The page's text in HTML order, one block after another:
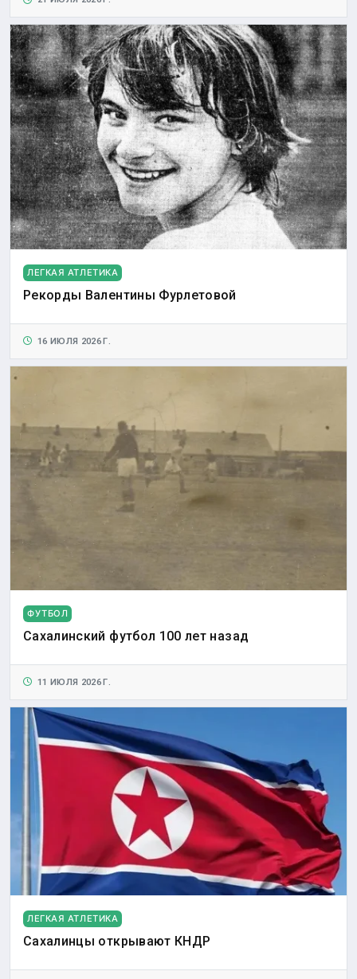
ЛЕГКАЯ АТЛЕТИКА
Рекорды Валентины Фурлетовой
16 ИЮЛЯ 2026 Г.
ФУТБОЛ
Сахалинский футбол 100 лет назад
11 ИЮЛЯ 2026 Г.
ЛЕГКАЯ АТЛЕТИКА
Сахалинцы открывают КНДР